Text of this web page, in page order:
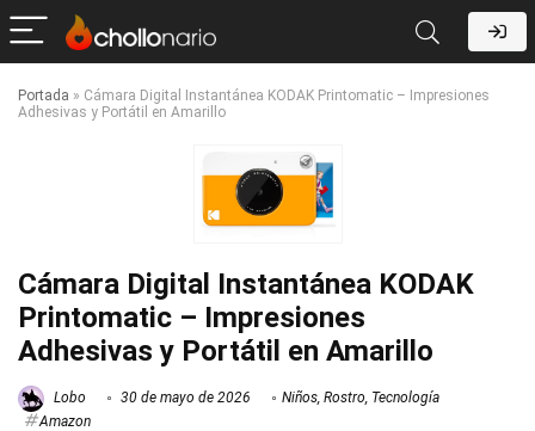
Portada » Cámara Digital Instantánea KODAK Printomatic – Impresiones
Adhesivas y Portátil en Amarillo
Cámara Digital Instantánea KODAK
Printomatic – Impresiones
Adhesivas y Portátil en Amarillo
Lobo 30 de mayo de 2026 Niños Rostro Tecnología
Amazon